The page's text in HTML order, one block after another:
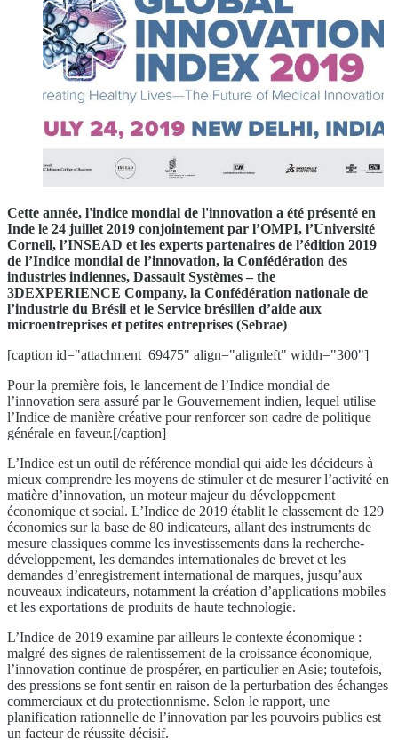
Cette année, l'indice mondial de l'innovation a été présenté en
Inde le 24 juillet 2019 conjointement par l’OMPI, l’Université
Cornell, l’INSEAD et les experts partenaires de l’édition 2019
de l’Indice mondial de l’innovation, la Confédération des
industries indiennes, Dassault Systèmes – the
3DEXPERIENCE Company, la Confédération nationale de
l’industrie du Brésil et le Service brésilien d’aide aux
microentreprises et petites entreprises (Sebrae)
[caption id="attachment_69475" align="alignleft" width="300"]
Pour la première fois, le lancement de l’Indice mondial de
l’innovation sera assuré par le Gouvernement indien, lequel utilise
l’Indice de manière créative pour renforcer son cadre de politique
générale en faveur.[/caption]
L’Indice est un outil de référence mondial qui aide les décideurs à
mieux comprendre les moyens de stimuler et de mesurer l’activité en
matière d’innovation, un moteur majeur du développement
économique et social. L’Indice de 2019 établit le classement de 129
économies sur la base de 80 indicateurs, allant des instruments de
mesure classiques comme les investissements dans la recherche-
développement, les demandes internationales de brevet et les
demandes d’enregistrement international de marques, jusqu’aux
nouveaux indicateurs, notamment la création d’applications mobiles
et les exportations de produits de haute technologie.
L’Indice de 2019 examine par ailleurs le contexte économique :
malgré des signes de ralentissement de la croissance économique,
l’innovation continue de prospérer, en particulier en Asie; toutefois,
des pressions se font sentir en raison de la perturbation des échanges
commerciaux et du protectionnisme. Selon le rapport, une
planification rationnelle de l’innovation par les pouvoirs publics est
un facteur de réussite décisif.